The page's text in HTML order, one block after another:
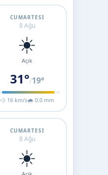
CUMARTESI
8 Ağu
☀️
Açık
31°/19°
💨 16 km/s🌧 0.0 mm
CUMARTESI
8 Ağu
☀️
Açık